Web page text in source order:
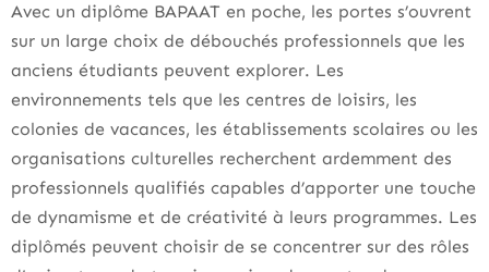
Avec un diplôme BAPAAT en poche, les portes s’ouvrent
sur un large choix de débouchés professionnels que les
anciens étudiants peuvent explorer. Les
environnements tels que les centres de loisirs, les
colonies de vacances, les établissements scolaires ou les
organisations culturelles recherchent ardemment des
professionnels qualifiés capables d’apporter une touche
de dynamisme et de créativité à leurs programmes. Les
diplômés peuvent choisir de se concentrer sur des rôles